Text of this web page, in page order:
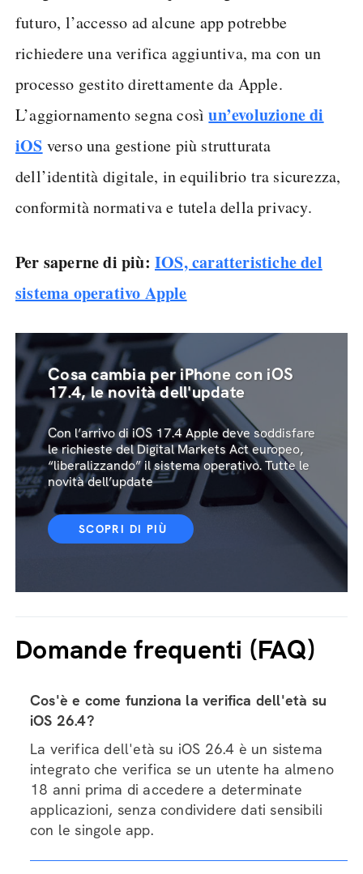
futuro, l’accesso ad alcune app potrebbe
richiedere una verifica aggiuntiva, ma con un
processo gestito direttamente da Apple.
L’aggiornamento segna cosìun’evoluzione di
iOS verso una gestione più strutturata
dell’identità digitale, in equilibrio tra sicurezza,
conformità normativa e tutela della privacy.
Per saperne di più: IOS, caratteristiche del
sistema operativo Apple
Cosa cambia per iPhone con iOS
17.4, le novità dell'update
Con l’arrivo di iOS 17.4 Apple deve soddisfare
le richieste del Digital Markets Act europeo,
“liberalizzando” il sistema operativo. Tutte le
novità dell’update
SCOPRI DI PIÙ
Domande frequenti (FAQ)
Cos'è e come funziona la verifica dell'età su
iOS 26.4?
La verifica dell'età su iOS 26.4 è un sistema
integrato che verifica se un utente ha almeno
18 anni prima di accedere a determinate
applicazioni, senza condividere dati sensibili
con le singole app.